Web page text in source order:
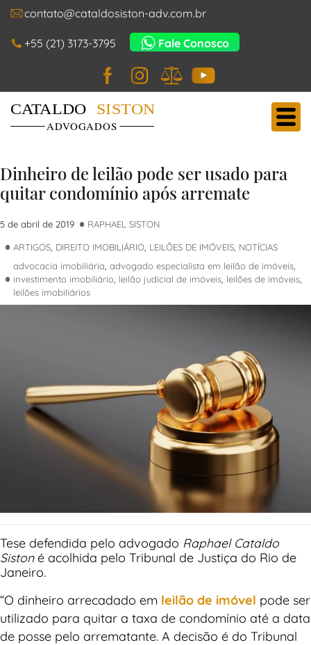
contato@cataldosiston-adv.com.br
+55 (21) 3173-3795 Fale Conosco
Facebook
Instagram
JusBrasil
YouTube
Main Navigation
Cataldo Siston Advogados
Dinheiro de leilão pode ser usado para
quitar condomínio após arremate
5 de abril de 2019 RAPHAEL SISTON
ARTIGOS DIREITO IMOBILIÁRIO LEILÕES DE IMÓVEIS NOTÍCIAS
advocacia imobiliária ,advogado especialista em leilão de imóveis
investimento imobiliário leilão judicial de imóveis leilões de imóveis
leilões imobiliários
Tese defendida pelo advogado Raphael Cataldo
Sistoné acolhida pelo Tribunal de Justiça do Rio de
Janeiro.
“O dinheiro arrecadado em leilão de imóvel pode ser
utilizado para quitar a taxa de condomínio até a data
de posse pelo arrematante. A decisão é do Tribunal